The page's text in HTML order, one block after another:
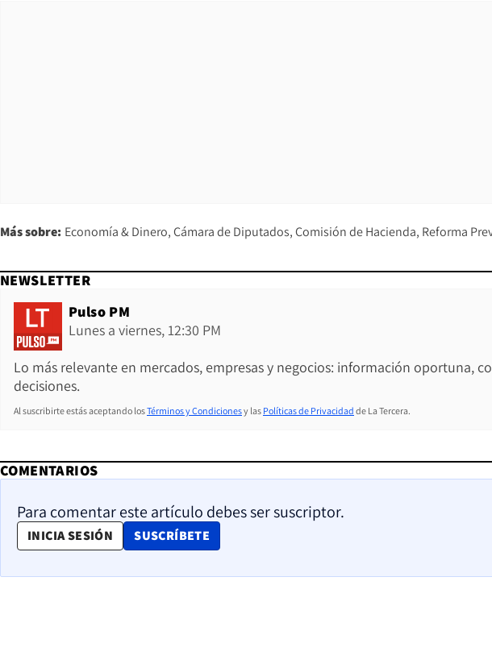
Más sobre: Economía & Dinero Cámara de Diputados Comisión de Hacienda Reforma
NEWSLETTER
Pulso PM
Lunes a viernes, 12:30 PM
Lo más relevante en mercados, empresas y negocios: información oportuna,
decisiones.
Al suscribirte estás aceptando losTérminos y Condicionesy las Políticas de Privacidad de La Tercera.
COMENTARIOS
Para comentar este artículo debes ser suscriptor.
INICIA SESIÓN SUSCRÍBETE
OPENS IN NEW WINDOW